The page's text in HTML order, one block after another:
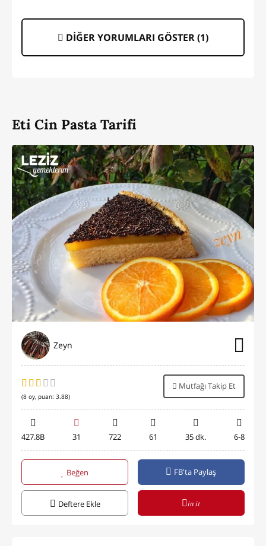
DİĞER YORUMLARI GÖSTER (1)
Eti Cin Pasta Tarifi
Zeyn
(8 oy, puan: 3.88)
Mutfağı Takip Et
427.8B 31 722 61 35 dk. 6-8
Beğen FB'ta Paylaş
Deftere Ekle in it